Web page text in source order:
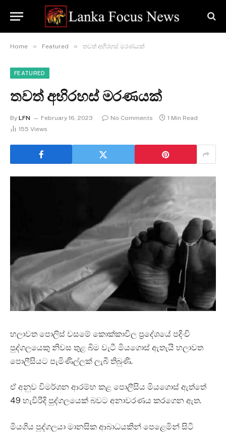
Home » Featured » තවත් අභිරහස් මරණයක්
FEATURED
තවත් අභිරහස් මරණයක්
By LFN February 16, 2023 No Comments
1 Min Read
155 Views
හලාවත පොලිස් වසමේ කොක්කාවිල ප්‍රදේශයේ පදිංචි
පුද්ගලයෙකු නිවස තුළ බිම වැටී මියගොස් ඇතැයි හලාවත
පොලීසියට පැමිණිල්ලක් ලැබී තිබුණි.
ඒ අනුව විමර්ශන ආරම්භ කළ පොලීසිය මියගොස් ඇත්තේ
49 හැවිරිදි පුද්ගලයෙක් බවට අනාවරණය කරගෙන ඇත.
මියගිය පුද්ගලයා මානසික ආබාධයකින් පෙළෙමින් සිටි